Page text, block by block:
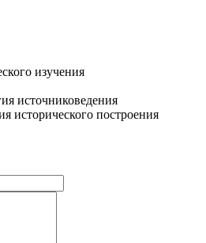
изучения
источниковедения
исторического построения